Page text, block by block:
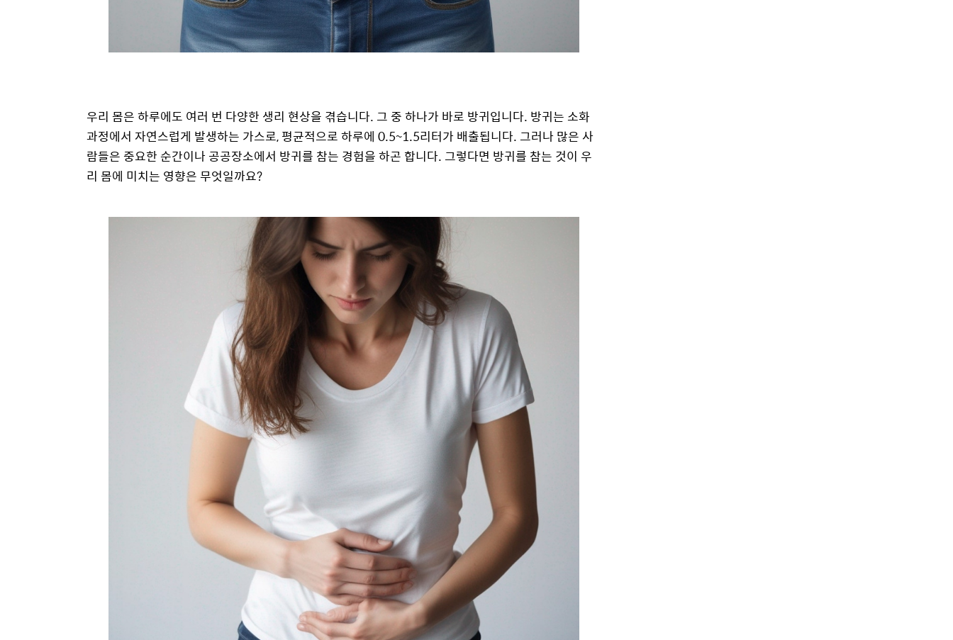
우리 몸은 하루에도 여러 번 다양한 생리 현상을 겪습니다. 그 중 하나가 바로 방귀입니다. 방귀는 소화
과정에서 자연스럽게 발생하는 가스로, 평균적으로 하루에 0.5~1.5리터가 배출됩니다. 그러나 많은 사
람들은 중요한 순간이나 공공장소에서 방귀를 참는 경험을 하곤 합니다. 그렇다면 방귀를 참는 것이 우
리 몸에 미치는 영향은 무엇일까요?